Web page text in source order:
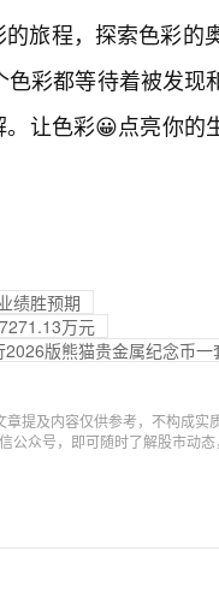
旅程，探索色彩的
彩都等待着被发现
让色彩😀点亮你的
绩胜预期
万元
版熊猫贵金属纪念币一
提及内容仅供参考，不构成实
公众号，即可随时了解股市动